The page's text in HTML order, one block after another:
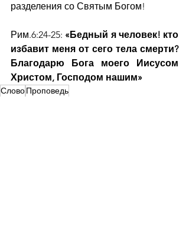
разделения со Святым Богом!
Рим.6:24-25: «Бедный я человек! кто
избавит меня от сего тела смерти?
Благодарю Бога моего Иисусом
Христом, Господом нашим»
СловоПроповедь